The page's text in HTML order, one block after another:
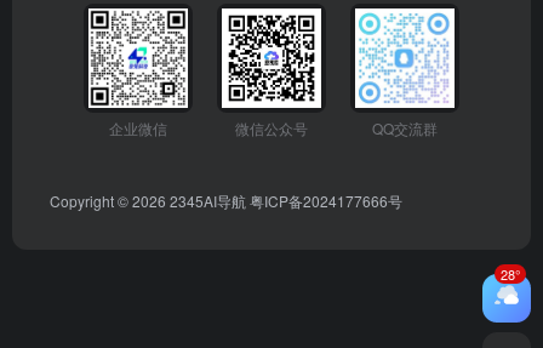
企业微信 微信公众号 QQ交流群
Copyright © 2026 2345AI导航 粤ICP备2024177666号
28°